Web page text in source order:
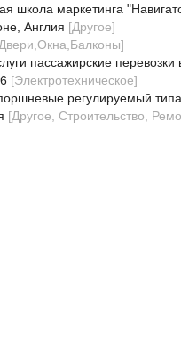
школа маркетинга
Англия [Другое]
]
пассажирские перевозки
[Электротехническое]
регулируемый
[Другое, Строительство,